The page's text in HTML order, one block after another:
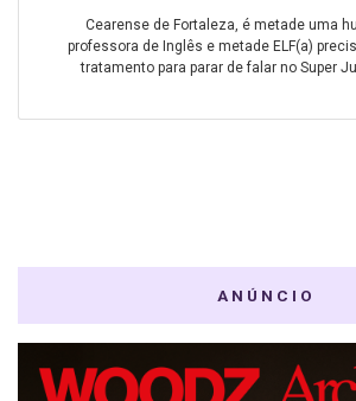
Cearense de Fortaleza, é metade uma
professora de Inglês e metade ELF(a)
tratamento para parar de falar no Super
ANÚNCIO